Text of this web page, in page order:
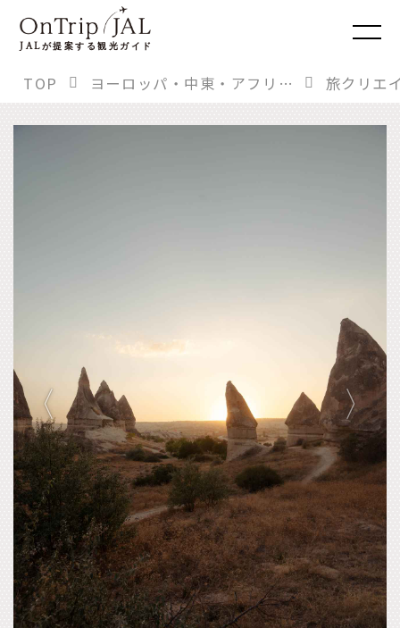
JALが提案する観光ガイド
TOP ヨーロッパ・中東・アフリカ